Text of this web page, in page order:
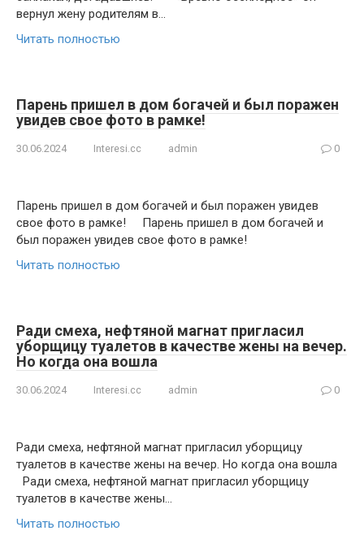
вернул жену родителям в…
Читать полностью
Парень пришел в дом богачей и был поражен
увидев свое фото в рамке!
30.06.2024 Interesi.cc admin 0
Парень пришел в дом богачей и был поражен увидев
свое фото в рамке! Парень пришел в дом богачей и
был поражен увидев свое фото в рамке!
Читать полностью
Ради смеха, нефтяной магнат пригласил
уборщицу туалетов в качестве жены на вечер.
Но когда она вошла
30.06.2024 Interesi.cc admin 0
Ради смеха, нефтяной магнат пригласил уборщицу
туалетов в качестве жены на вечер. Но когда она вошла
Ради смеха, нефтяной магнат пригласил уборщицу
туалетов в качестве жены…
Читать полностью